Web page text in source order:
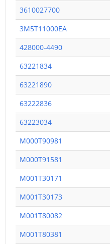
3610027700
3M5T11000EA
428000-4490
63221834
63221890
63222836
63223034
M000T90981
M000T91581
M001T30171
M001T30173
M001T80082
M001T80381